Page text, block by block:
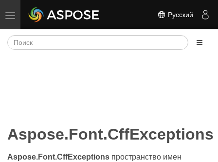
Переключить навигацию Русский
Aspose.Font.CffExceptions
Aspose.Font.CffExceptions пространство имен